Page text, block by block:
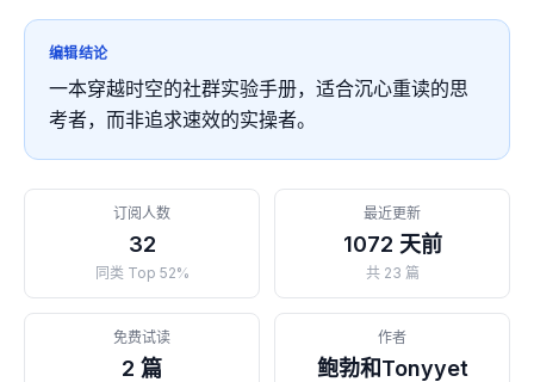
一本。https://xiaobot.net/post/f8af96cd-f0ae-41b8-
8092-97b88888133e
编辑结论
一本穿越时空的社群实验手册，适合沉心重读的思
考者，而非追求速效的实操者。
订阅人数
32
同类 Top 52%
最近更新
1072 天前
共 23 篇
免费试读
2 篇
作者
鲍勃和Tonyyet